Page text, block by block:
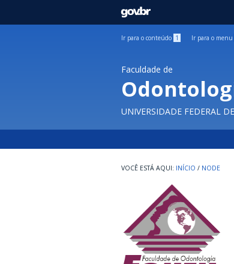
GOVBR
Ir para o conteúdo 1 Ir para o menu
Faculdade de
UNIVERSIDADE FEDERAL
INÍCIO / NODE